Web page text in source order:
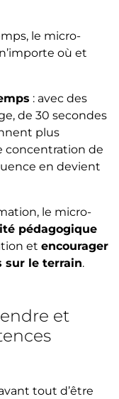
le micro-
où et
: avec des
de 30 secondes
plus
concentration de
en devient
le micro-
pédagogique
et encourager
sur le terrain.
et
tout d’être